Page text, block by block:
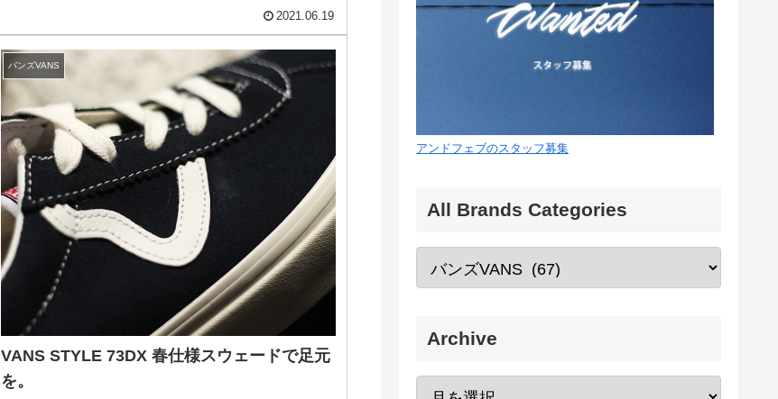
2021.06.19
バンズVANS
VANS STYLE 73DX 春仕様スウェードで足元
を。
アンドフェブのスタッフ募集
All Brands Categories
Archive